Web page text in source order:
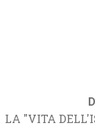
LA "VITA